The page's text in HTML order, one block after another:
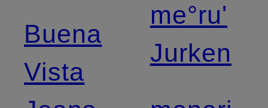
Buena
Vista
me°ru'
Jurken